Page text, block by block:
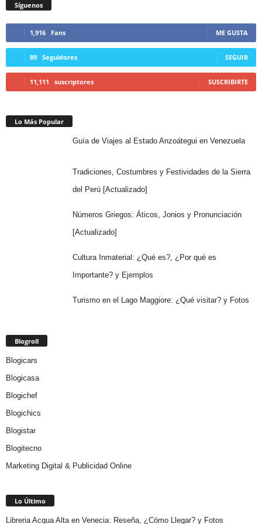
Síguenos
1,916 Fans ME GUSTA
89 Seguidores SEGUIR
11,111 suscriptores SUSCRIBIRTE
Lo Más Popular
Guía de Viajes al Estado Anzoátegui en Venezuela
Tradiciones, Costumbres y Festividades de la Sierra
del Perú [Actualizado]
Números Griegos: Áticos, Jonios y Pronunciación
[Actualizado]
Cultura Inmaterial: ¿Qué es?, ¿Por qué es
Importante? y Ejemplos
Turismo en el Lago Maggiore: ¿Qué visitar? y Fotos
Blogroll
Blogicars
Blogicasa
Blogichef
Blogichics
Blogistar
Blogitecno
Marketing Digital & Publicidad Online
Lo Último
Libreria Acqua Alta en Venecia: Reseña, ¿Cómo Llegar? y Fotos